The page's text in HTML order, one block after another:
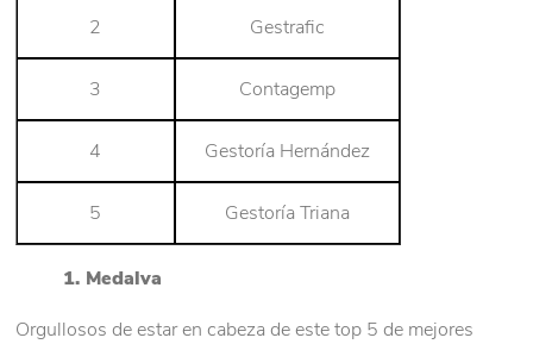
2 Gestrafic
3 Contagemp
4 Gestoría Hernández
5 Gestoría Triana
1. Medalva
Orgullosos de estar en cabeza de este top 5 de mejores